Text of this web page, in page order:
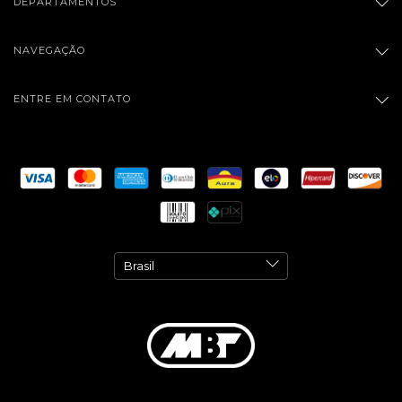
NAVEGAÇÃO
ENTRE EM CONTATO